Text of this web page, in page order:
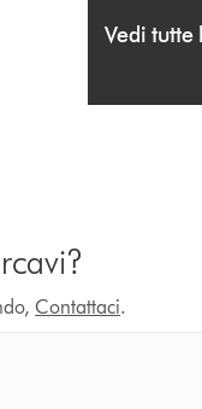
Vedi tutte
Contattaci.